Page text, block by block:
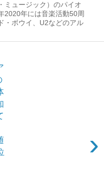
ミュージック）のパイオ
2020年には音楽活動50周
・ボウイ、U2などのアル
›